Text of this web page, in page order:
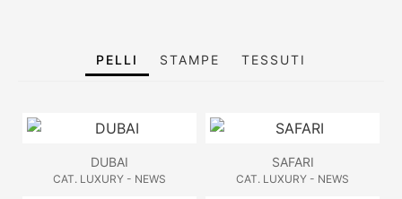
PELLI STAMPE TESSUTI
DUBAI
CAT. LUXURY - NEWS
SAFARI
CAT. LUXURY - NEWS